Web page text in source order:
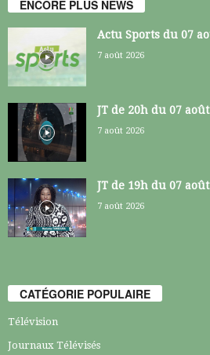
ENCORE PLUS NEWS
Actu Sports du 07
7 août 2026
JT de 20h du 07
7 août 2026
JT de 19h du 07
7 août 2026
CATÉGORIE POPULAIRE
Télévision
Journaux Télévisés